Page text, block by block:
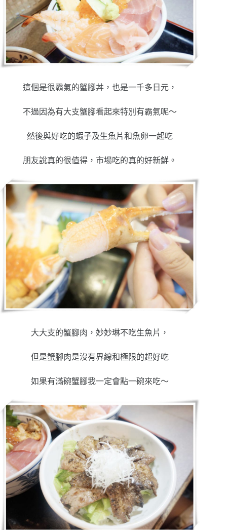
這個是很霸氣的蟹腳丼，也是一千多日元，
不過因為有大支蟹腳看起來特別有霸氣呢～
然後與好吃的蝦子及生魚片和魚卵一起吃
朋友說真的很值得，市場吃的真的好新鮮。
大大支的蟹腳肉，妙妙琳不吃生魚片，
但是蟹腳肉是沒有界線和極限的超好吃
如果有滿碗蟹腳我一定會點一碗來吃～